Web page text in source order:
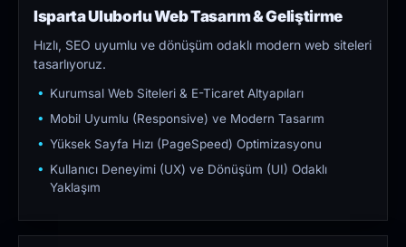
Isparta Uluborlu Web Tasarım & Geliştirme
Hızlı, SEO uyumlu ve dönüşüm odaklı modern web siteleri
tasarlıyoruz.
Kurumsal Web Siteleri & E-Ticaret Altyapıları
Mobil Uyumlu (Responsive) ve Modern Tasarım
Yüksek Sayfa Hızı (PageSpeed) Optimizasyonu
Kullanıcı Deneyimi (UX) ve Dönüşüm (UI) Odaklı
Yaklaşım